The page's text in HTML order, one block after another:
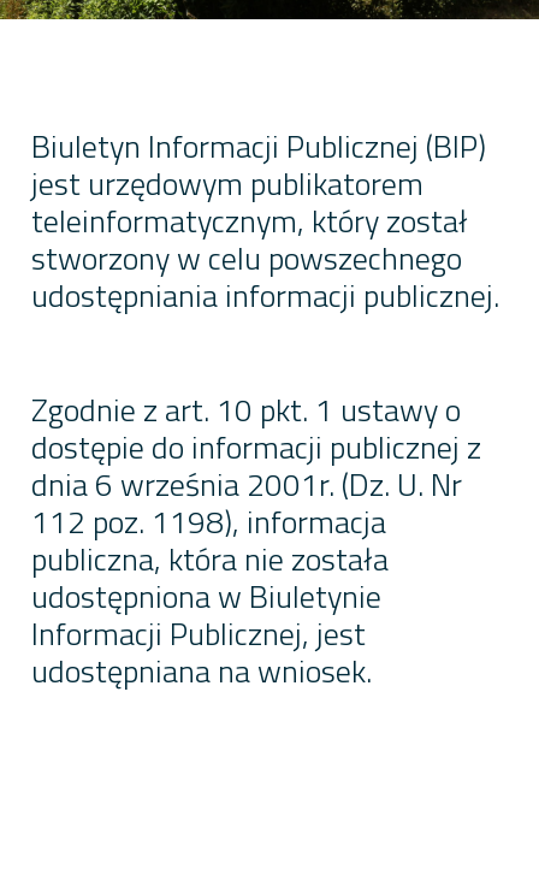
Biuletyn Informacji Publicznej (BIP)
jest urzędowym publikatorem
teleinformatycznym, który został
stworzony w celu powszechnego
udostępniania informacji publicznej.
Zgodnie z art. 10 pkt. 1 ustawy o
dostępie do informacji publicznej z
dnia 6 września 2001r. (Dz. U. Nr
112 poz. 1198), informacja
publiczna, która nie została
udostępniona w Biuletynie
Informacji Publicznej, jest
udostępniana na wniosek.